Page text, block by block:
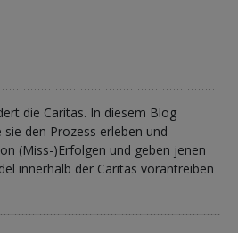
die Caritas. In diesem Blog
den Prozess erleben und
(Miss-)Erfolgen und geben jenen
innerhalb der Caritas vorantreiben